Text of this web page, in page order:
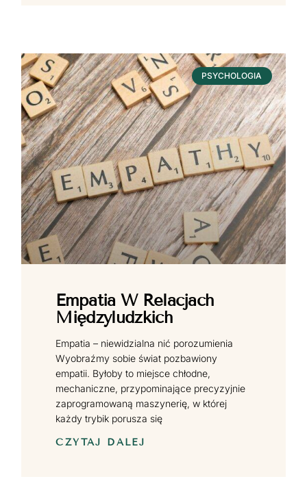
PSYCHOLOGIA
Empatia W Relacjach
Międzyludzkich
Empatia – niewidzialna nić porozumienia
Wyobraźmy sobie świat pozbawiony
empatii. Byłoby to miejsce chłodne,
mechaniczne, przypominające precyzyjnie
zaprogramowaną maszynerię, w której
każdy trybik porusza się
CZYTAJ DALEJ